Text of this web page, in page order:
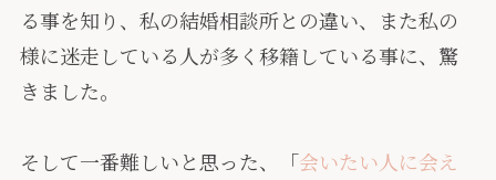
る事を知り、私の結婚相談所との違い、また私の
様に迷走している人が多く移籍している事に、驚
きました。
そして一番難しいと思った、「会いたい人に会え